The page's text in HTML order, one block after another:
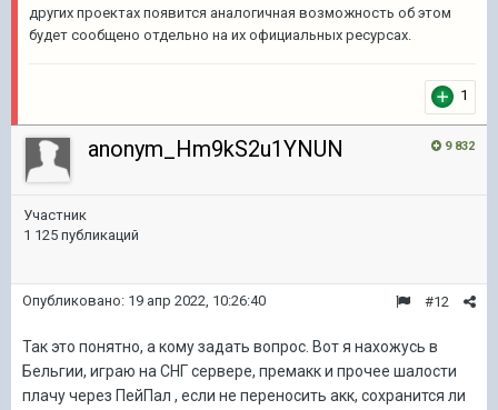
других проектах появится аналогичная возможность об этом
будет сообщено отдельно на их официальных ресурсах.
1
9 832
anonym_Hm9kS2u1YNUN
Участник
1 125 публикаций
#12
Опубликовано: 19 апр 2022, 10:26:40
Так это понятно, а кому задать вопрос. Вот я нахожусь в
Бельгии, играю на СНГ сервере, премакк и прочее шалости
плачу через ПейПал , если не переносить акк, сохранится ли